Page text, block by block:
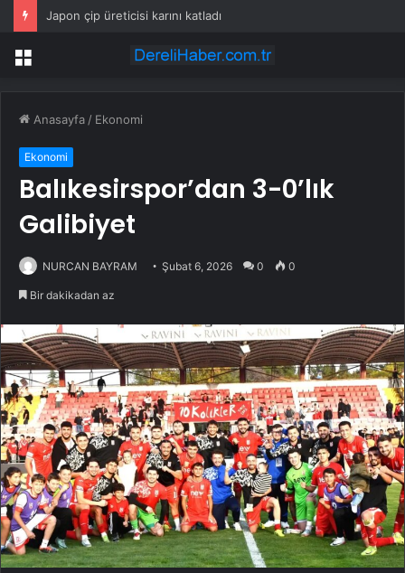
Japon çip üreticisi karını katladı
Menü
Anasayfa / Ekonomi
Ekonomi
Balıkesirspor’dan 3-0’lık
Galibiyet
NURCAN BAYRAM Şubat 6, 2026 0 0
Bir dakikadan az